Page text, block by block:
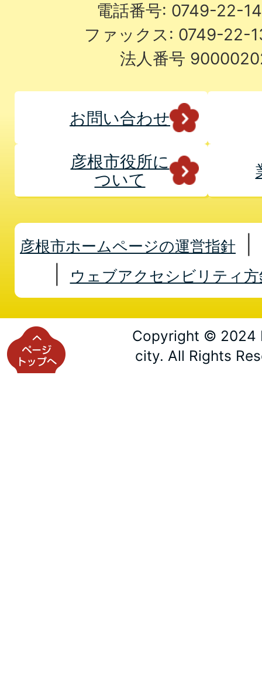
電話番号: 0749-22-
ファックス: 0749-22-
法人番号
お問い合わせ
彦根市役所に
ついて
彦根市ホームページの運営指針
ウェブアクセシビリティ方
Copyright © 2024
city. All Rights